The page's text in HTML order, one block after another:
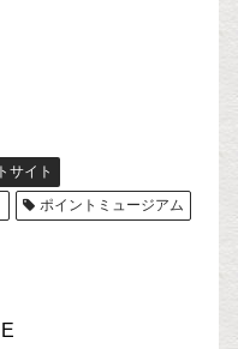
サイト
ポイントミュージアム